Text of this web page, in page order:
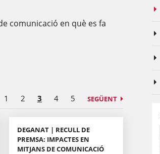
comunicació en què es fa
1 2 3 4 5 SEGÜENT
DEGANAT | RECULL DE
PREMSA: IMPACTES EN
MITJANS DE COMUNICACIÓ